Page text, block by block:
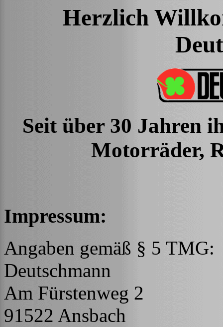
Herzlich
Seit über 30 Jahren
Motorräder,
Impressum:
Angaben gemäß § 5 TMG:
Deutschmann
Am Fürstenweg 2
91522 Ansbach